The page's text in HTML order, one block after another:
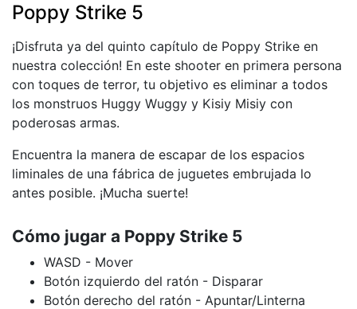
Poppy Strike 5
¡Disfruta ya del quinto capítulo de Poppy Strike en
nuestra colección! En este shooter en primera persona
con toques de terror, tu objetivo es eliminar a todos
los monstruos Huggy Wuggy y Kisiy Misiy con
poderosas armas.
Encuentra la manera de escapar de los espacios
liminales de una fábrica de juguetes embrujada lo
antes posible. ¡Mucha suerte!
Cómo jugar a Poppy Strike 5
WASD - Mover
Botón izquierdo del ratón - Disparar
Botón derecho del ratón - Apuntar/Linterna